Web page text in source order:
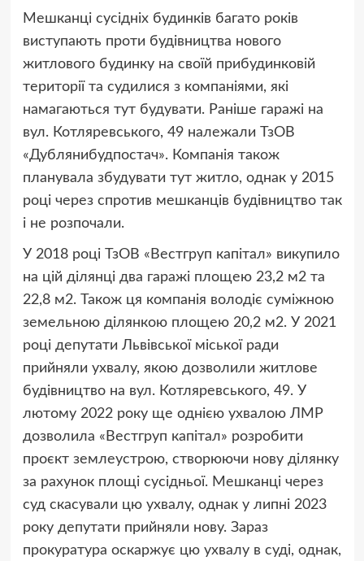
Мешканці сусідніх будинків багато років
виступають проти будівництва нового
житлового будинку на своїй прибудинковій
території та судилися з компаніями, які
намагаються тут будувати. Раніше гаражі на
вул. Котляревського, 49 належали ТзОВ
«Дублянибудпостач». Компанія також
планувала збудувати тут житло, однак у 2015
році через спротив мешканців будівництво так
і не розпочали.
У 2018 році ТзОВ «Вестгруп капітал» викупило
на цій ділянці два гаражі площею 23,2 м2 та
22,8 м2. Також ця компанія володіє суміжною
земельною ділянкою площею 20,2 м2. У 2021
році депутати Львівської міської ради
прийняли ухвалу, якою дозволили житлове
будівництво на вул. Котляревського, 49. У
лютому 2022 року ще однією ухвалою ЛМР
дозволила «Вестгруп капітал» розробити
проєкт землеустрою, створюючи нову ділянку
за рахунок площі сусідньої. Мешканці через
суд скасували цю ухвалу, однак у липні 2023
року депутати прийняли нову. Зараз
прокуратура оскаржує цю ухвалу в суді, однак,